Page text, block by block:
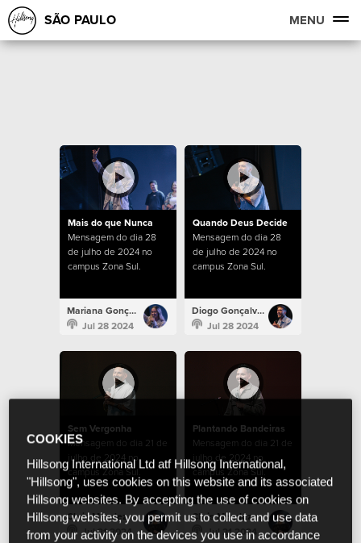
SÃO PAULO MENU
Mais do que Nunca
Mensagem do dia 28
de julho de 2024 no
campus Zona Sul.
Mariana Gonçalves
Jul 28 2024
Quando Deus Decide
Mensagem do dia 28
de julho de 2024 no
campus Zona Sul.
Diogo Gonçalves
Jul 28 2024
Sem Vergonha
Mensagem do dia 21 de
julho de 2024 no
campus Zona Sul.
Chris Mendez
Jul 21 2024
Plantando Bandeiras
Mensagem do dia 21 de
julho de 2024 no
campus Zona Sul.
Chris Mendez
Jul 21 2024
COOKIES
Hillsong International Ltd atf Hillsong International,
"Hillsong", uses cookies on this website and its associated
Hillsong websites. By accepting the use of cookies on
Hillsong websites, you permit us to collect and use data
from your activity on the devices you use in accordance